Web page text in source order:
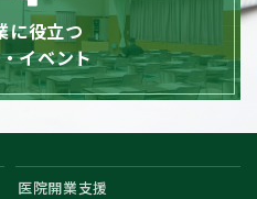
に役立つ
イベント
医院開業支援